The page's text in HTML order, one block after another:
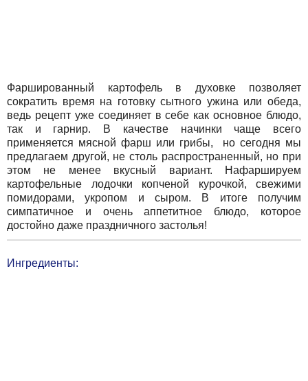
Фаршированный картофель в духовке позволяет
сократить время на готовку сытного ужина или обеда,
ведь рецепт уже соединяет в себе как основное блюдо,
так и гарнир. В качестве начинки чаще всего
применяется мясной фарш или грибы, но сегодня мы
предлагаем другой, не столь распространенный, но при
этом не менее вкусный вариант. Нафаршируем
картофельные лодочки копченой курочкой, свежими
помидорами, укропом и сыром. В итоге получим
симпатичное и очень аппетитное блюдо, которое
достойно даже праздничного застолья!
Ингредиенты: